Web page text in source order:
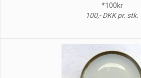
*100kr
100,- DKK pr. stk.